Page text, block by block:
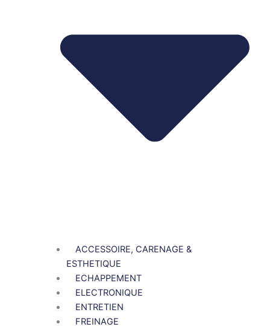
ACCESSOIRE, CARENAGE &
ESTHETIQUE
ECHAPPEMENT
ELECTRONIQUE
ENTRETIEN
FREINAGE